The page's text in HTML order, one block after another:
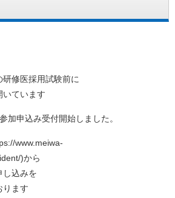
修医採用試験前に
いています
加申込み受付開始しました。
www.meiwa-
)から
し込みを
ります